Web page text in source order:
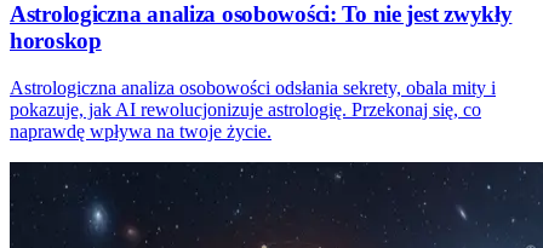
Astrologiczna analiza osobowości: To nie jest zwykły
horoskop
Astrologiczna analiza osobowości odsłania sekrety, obala mity i
pokazuje, jak AI rewolucjonizuje astrologię. Przekonaj się, co
naprawdę wpływa na twoje życie.